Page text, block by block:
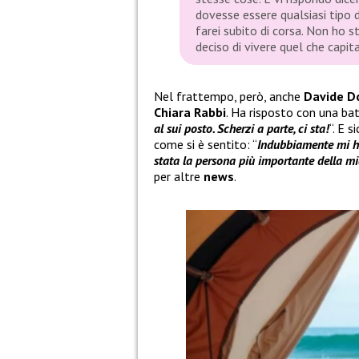
dovesse essere qualsiasi tipo
farei subito di corsa. Non ho
deciso di vivere quel che
Nel frattempo, però, anche Davide
Chiara Rabbi. Ha risposto con una
al sui posto. Scherzi a parte, ci sta!“. E
come si è sentito: “Indubbiamente mi
stata la persona più importante della
per altre news.